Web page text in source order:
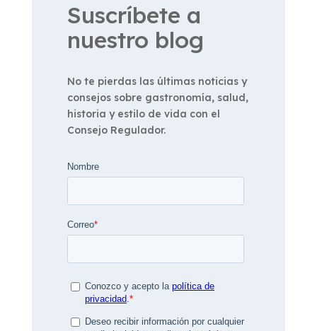
Suscríbete a
nuestro blog
No te pierdas las últimas noticias y
consejos sobre gastronomía, salud,
historia y estilo de vida con el
Consejo Regulador.